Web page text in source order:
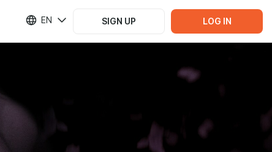
EN SIGN UP LOG IN